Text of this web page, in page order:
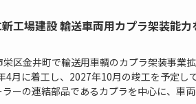
工場建設 輸送車両用カプラ架装能力
区金井町で輸送用車輌のカプラ架装事業
4月に着工し、2027年10月の竣工を予定し
ーの連結部品であるカプラを中心に、車